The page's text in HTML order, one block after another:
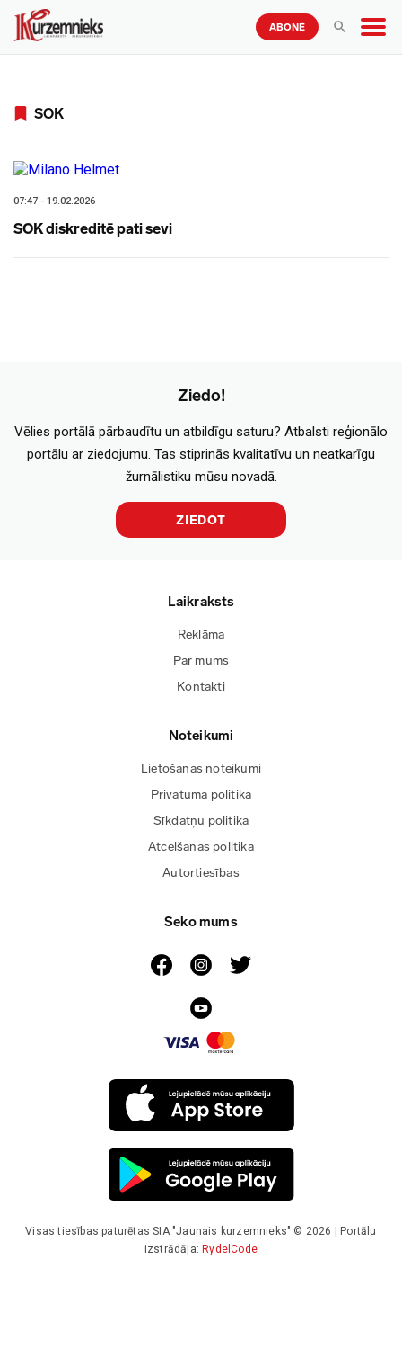
ABONĒ
SOK
07:47 - 19.02.2026
SOK diskreditē pati sevi
Ziedo!
Vēlies portālā pārbaudītu un atbildīgu saturu? Atbalsti reģionālo
portālu ar ziedojumu. Tas stiprinās kvalitatīvu un neatkarīgu
žurnālistiku mūsu novadā.
ZIEDOT
Laikraksts
Reklāma
Par mums
Kontakti
Noteikumi
Lietošanas noteikumi
Privātuma politika
Sīkdatņu politika
Atcelšanas politika
Autortiesības
Seko mums
Visas tiesības paturētas SIA "Jaunais kurzemnieks" © 2026 | Portālu
izstrādāja: RydelCode